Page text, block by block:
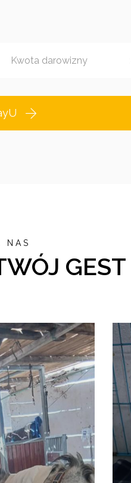
Kwota darowizny
NAS
GEST